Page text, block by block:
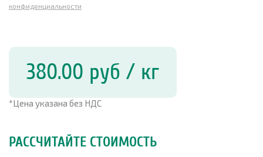
конфиденциальности
380.00 руб / кг
*Цена указана без НДС
РАССЧИТАЙТЕ СТОИМОСТЬ